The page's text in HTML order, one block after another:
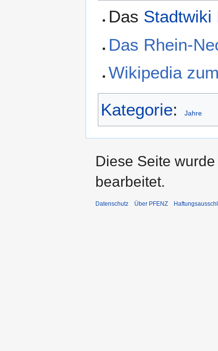
Das Stadtwiki
Das Rhein-
Wikipedia
Kategorie: Jahre
Diese Seite
bearbeitet.
Datenschutz Über PFENZ